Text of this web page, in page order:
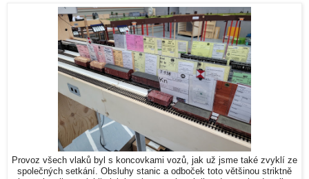
Provoz všech vlaků byl s koncovkami vozů, jak už jsme také zvyklí ze
společných setkání. Obsluhy stanic a odboček toto většinou striktně